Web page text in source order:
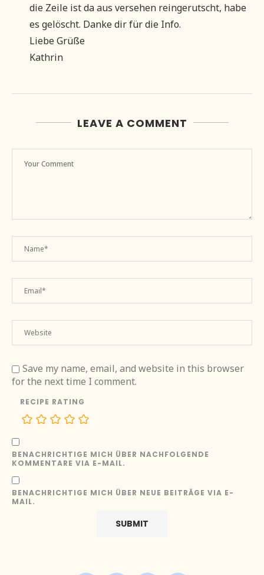
die Zeile ist da aus versehen reingerutscht, habe
es gelöscht. Danke dir für die Info.
Liebe Grüße
Kathrin
LEAVE A COMMENT
Save my name, email, and website in this browser
for the next time I comment.
RECIPE RATING
BENACHRICHTIGE MICH ÜBER NACHFOLGENDE
KOMMENTARE VIA E-MAIL.
BENACHRICHTIGE MICH ÜBER NEUE BEITRÄGE VIA E-
MAIL.